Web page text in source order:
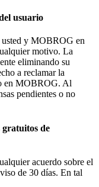
usuario
usted y MOBROG en
motivo. La
eliminando su
a reclamar la
en MOBROG. Al
pendientes o no
gratuitos de
acuerdo sobre el
de 30 días. En tal